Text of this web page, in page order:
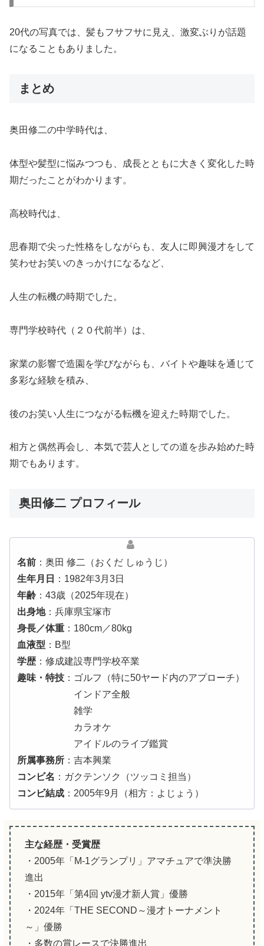
20代の写真では、髪もフサフサに見え、激変ぶりが話題
になることもありました。
まとめ
奥田修二の中学時代は、
体型や髪型に悩みつつも、成長とともに大きく変化した時
期だったことがわかります。
高校時代は、
思春期で尖った性格をしながらも、友人に即興漫才をして
笑わせお笑いのきっかけになるなど、
人生の転機の時期でした。
専門学校時代（２０代前半）は、
家業の影響で造園を学びながらも、バイトや趣味を通じて
多彩な経験を積み、
後のお笑い人生につながる転機を迎えた時期でした。
相方と偶然再会し、本気で芸人としての道を歩み始めた時
期でもあります。
奥田修二 プロフィール
名前 ：奥田 修二（おくだ しゅうじ）
生年月日
：1982年3月3日
年齢 ：43歳（2025年現在）
出身地：兵庫県宝塚市
身長／体重 ：180cm／80kg
血液型 ：B型
学歴 ：修成建設専門学校卒業
趣味・特技 ：ゴルフ（特に50ヤード内のアプローチ）
インドア全般
雑学
カラオケ
アイドルのライブ鑑賞
所属事務所 ：吉本興業
コンビ名 ：ガクテンソク（ツッコミ担当）
コンビ結成 ：2005年9月（相方：よじょう）
主な経歴・受賞歴
・2005年「M-1グランプリ」アマチュアで準決勝
進出
・2015年「第4回 ytv漫才新人賞」優勝
・2024年「THE SECOND～漫才トーナメント
～」優勝
・多数の賞レースで決勝進出